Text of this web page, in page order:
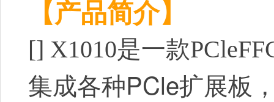
【产品简介】
[] X1010是一款
集成各种PCle扩展板